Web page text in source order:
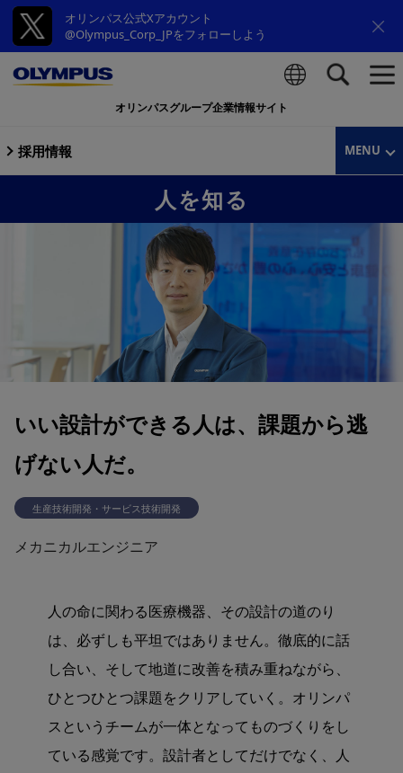
オリンパス公式Xアカウント
@Olympus_Corp_JPをフォローしよう
オリンパスグループ企業情報サイト
採用情報 MENU
人を知る
いい設計ができる人は、課題から逃
げない人だ。
生産技術開発・サービス技術開発
メカニカルエンジニア
人の命に関わる医療機器、その設計の道のり
は、必ずしも平坦ではありません。徹底的に話
し合い、そして地道に改善を積み重ねながら、
ひとつひとつ課題をクリアしていく。オリンパ
スというチームが一体となってものづくりをし
ている感覚です。設計者としてだけでなく、人